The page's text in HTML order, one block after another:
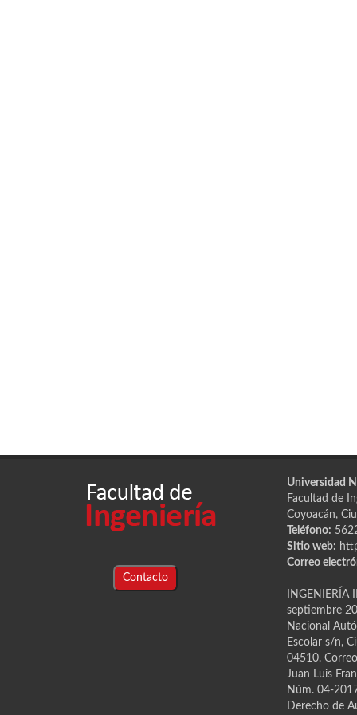
Contacto
Universidad
Facultad de
Coyoacán,
Teléfono:
Sitio web:
Correo
INGENIERÍA
septiembre
Nacional
Escolar s/n,
04510.
Juan Luis
Núm. 04-
Derecho de